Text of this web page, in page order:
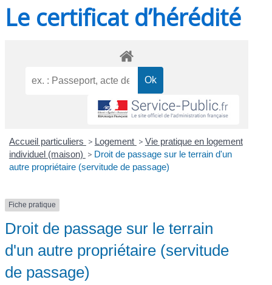
Le certificat d’hérédité
Accueil particuliers > Logement > Vie pratique en logement
individuel (maison) > Droit de passage sur le terrain d'un
autre propriétaire (servitude de passage)
Fiche pratique
Droit de passage sur le terrain
d'un autre propriétaire (servitude
de passage)